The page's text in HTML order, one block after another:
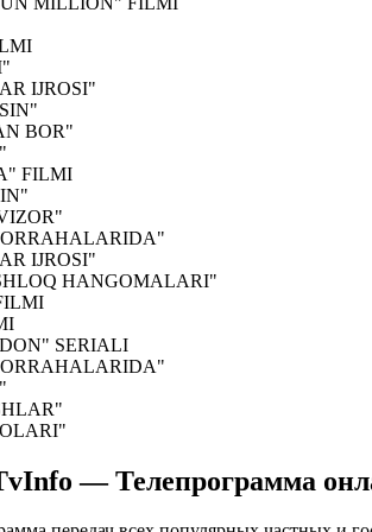
IJROSI"
BOR"
FILMI
IJROSI"
HANGOMALARI"
SERIALI
— Телепрограмма